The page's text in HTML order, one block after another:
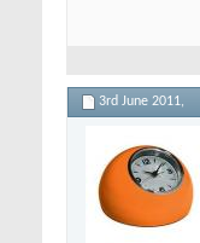
3rd June 2011,